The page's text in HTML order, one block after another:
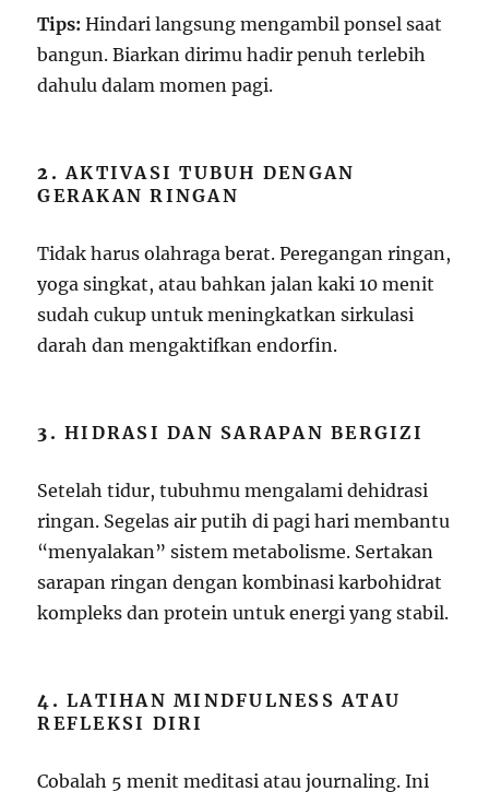
Tips: Hindari langsung mengambil ponsel saat
bangun. Biarkan dirimu hadir penuh terlebih
dahulu dalam momen pagi.
2.AKTIVASI TUBUH DENGAN
GERAKAN RINGAN
Tidak harus olahraga berat. Peregangan ringan,
yoga singkat, atau bahkan jalan kaki 10 menit
sudah cukup untuk meningkatkan sirkulasi
darah dan mengaktifkan endorfin.
3.HIDRASI DAN SARAPAN BERGIZI
Setelah tidur, tubuhmu mengalami dehidrasi
ringan. Segelas air putih di pagi hari membantu
“menyalakan” sistem metabolisme. Sertakan
sarapan ringan dengan kombinasi karbohidrat
kompleks dan protein untuk energi yang stabil.
4.LATIHAN MINDFULNESS ATAU
REFLEKSI DIRI
Cobalah 5 menit meditasi atau journaling. Ini